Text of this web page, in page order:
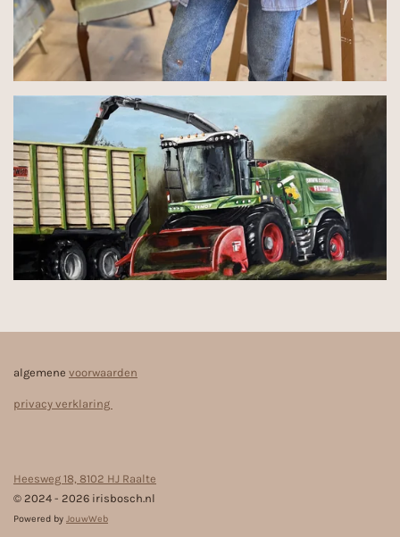
algemene voorwaarden
privacy verklaring
Heesweg 18, 8102 HJ Raalte
© 2024 - 2026 irisbosch.nl
Powered by JouwWeb